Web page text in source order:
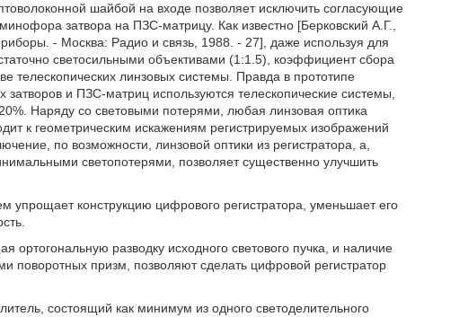
шайбой на входе позволяет исключить согласующие
затвора на ПЗС-матрицу. Как известно [Берковский А.Г.,
- Москва: Радио и связь, 1988. - 27], даже используя для
светосильными объективами (1:1.5), коэффициент сбора
телескопических линзовых системы. Правда в прототипе
затворов и ПЗС-матриц используются телескопические системы,
Наряду со световыми потерями, любая линзовая оптика
к геометрическим искажениям регистрируемых изображений
по возможности, линзовой оптики из регистратора, а,
светопотерями, позволяет существенно улучшить
упрощает конструкцию цифрового регистратора, уменьшает его
разводку исходного светового пучка, и наличие
поворотных призм, позволяют сделать цифровой регистратор
состоящий как минимум из одного светоделительного